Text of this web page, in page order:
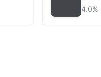
4.0%